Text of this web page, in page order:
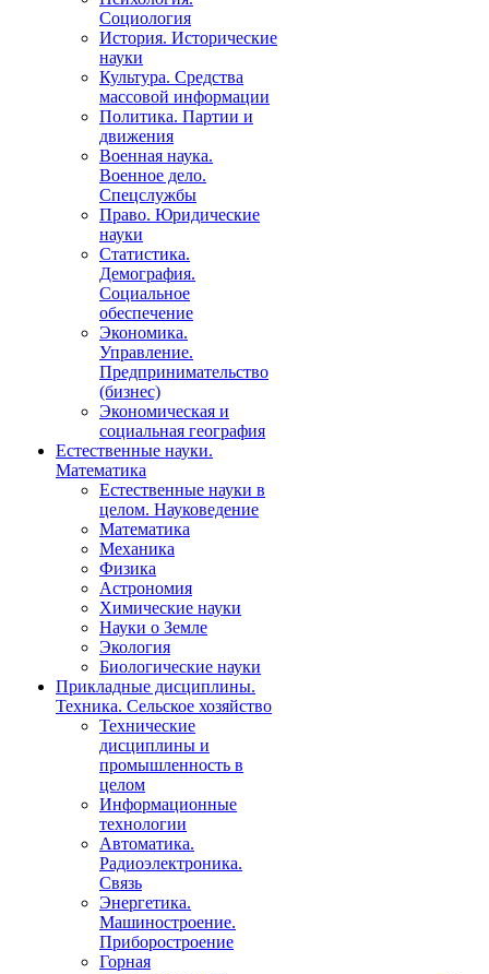
Социология
История. Исторические
науки
Культура. Средства
массовой информации
Политика. Партии и
движения
Военная наука.
Военное дело.
Спецслужбы
Право. Юридические
науки
Статистика.
Демография.
Социальное
обеспечение
Экономика.
Управление.
Предпринимательство
(бизнес)
Экономическая и
социальная география
Естественные науки.
Математика
Естественные науки в
целом. Науковедение
Математика
Механика
Физика
Астрономия
Химические науки
Науки о Земле
Экология
Биологические науки
Прикладные дисциплины.
Техника. Сельское хозяйство
Технические
дисциплины и
промышленность в
целом
Информационные
технологии
Автоматика.
Радиоэлектроника.
Связь
Энергетика.
Машиностроение.
Приборостроение
Горная